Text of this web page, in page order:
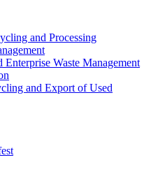
and Processing
Enterprise Waste Management
and Export of Used